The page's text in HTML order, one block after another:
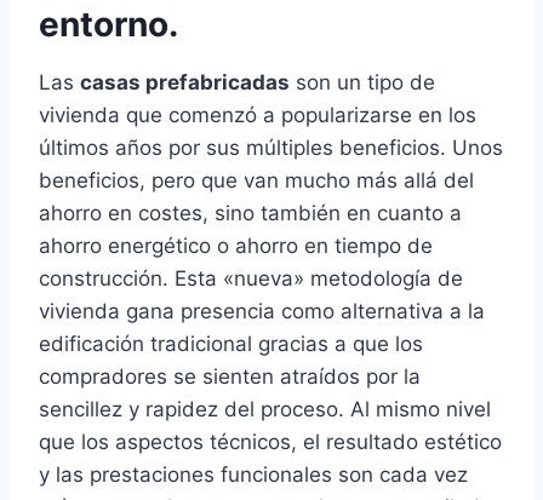
entorno.
Las casas prefabricadas son un tipo de
vivienda que comenzó a popularizarse en los
últimos años por sus múltiples beneficios. Unos
beneficios, pero que van mucho más allá del
ahorro en costes, sino también en cuanto a
ahorro energético o ahorro en tiempo de
construcción. Esta «nueva» metodología de
vivienda gana presencia como alternativa a la
edificación tradicional gracias a que los
compradores se sienten atraídos por la
sencillez y rapidez del proceso. Al mismo nivel
que los aspectos técnicos, el resultado estético
y las prestaciones funcionales son cada vez